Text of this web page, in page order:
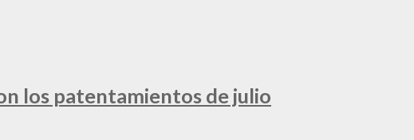
los patentamientos de julio